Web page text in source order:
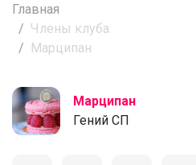
Главная
Члены клуба
Марципан
Марципан
Гений СП